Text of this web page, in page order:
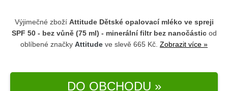
Výjimečné zboží Attitude Dětské opalovací mléko ve spreji
SPF 50 - bez vůně (75 ml) - minerální filtr bez nanočásticod
oblíbené značky Attitude ve slevě 665 Kč. Zobrazit více »
DO OBCHODU »